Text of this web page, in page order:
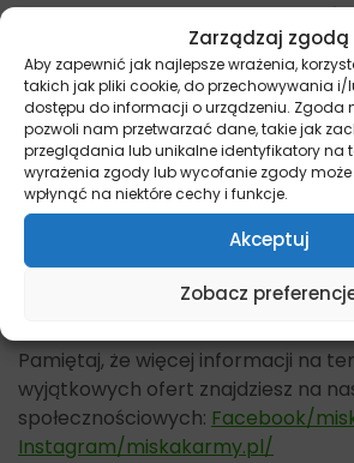
Zarządzaj zgodą
Aby zapewnić jak najlepsze wrażenia,
takich jak pliki cookie, do przechowywania i/
dostępu do informacji o urządzeniu. Zgoda
pozwoli nam przetwarzać dane, takie jak
przeglądania lub unikalne identyfikatory na
wyrażenia zgody lub wycofanie zgody może
wpłynąć na niektóre cechy i funkcje.
Akceptuj
Zobacz
dobre uzupełnienie diety u
nie zawiera glutenu oraz zbóż
wygodna forma i gramatura
Inne karmy dla psów oparte o jedno
znajdziesz tutaj –Pies – karma
Karma mokra dla psów,
Dostępne opakowania 400g
Pamiętaj, że więcej informacji na
wyjątkowych ofert znajdziesz na
społecznościowych: Facebook/
Instagram/miskakarmy.pl/